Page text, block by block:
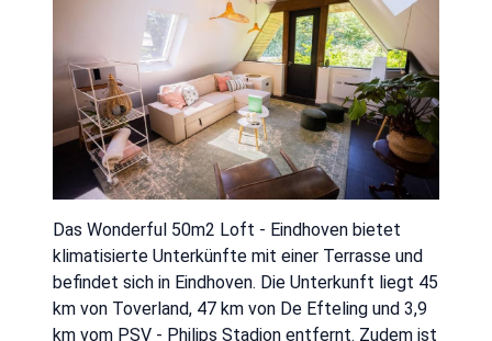
Das Wonderful 50m2 Loft - Eindhoven bietet
klimatisierte Unterkünfte mit einer Terrasse und
befindet sich in Eindhoven. Die Unterkunft liegt 45
km von Toverland, 47 km von De Efteling und 3,9
km vom PSV - Philips Stadion entfernt. Zudem ist